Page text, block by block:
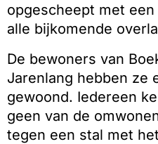
opgescheept met
alle bijkomende
De bewoners van
Jarenlang hebben ze
gewoond. Iedereen
geen van de
tegen een stal met